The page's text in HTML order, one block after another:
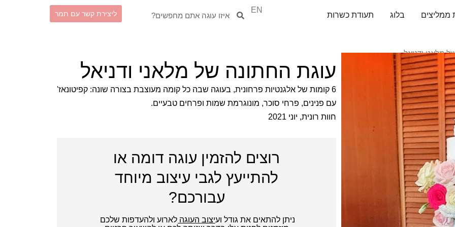
ממליצים בלוג תעודת כשרות
EN חיפושחיפוש ליצירת קשר עם תמר
מלאני ודניאל
עוגת החתונה של מלאני ודניאל
6 קומות של אלגנטיות פרחונית, בעוגה שבה כל קומה מעוצבת בצורה שונה: קפיטונאז'
עם פנינים, פרחי סוכר, מונוגרמת שמות ופרחים טבעיים.
חוות רונית, יוני 2021
רוצים להזמין עוגה דומה או
להתייעץ לגבי עיצוב מיוחד
עבורכם?
ניתן להתאים את גודל ועיצוב העוגה לארוע ולהעדפות שלכם